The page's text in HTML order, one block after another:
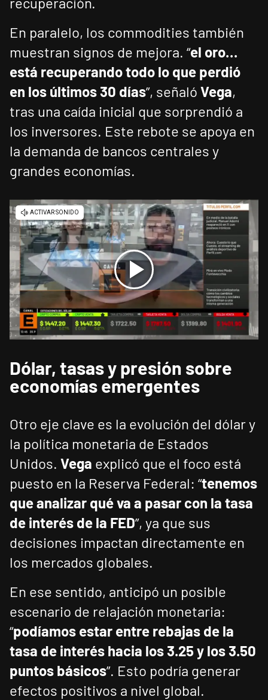
En paralelo, los commodities también
muestran signos de mejora. “el oro…
está recuperando todo lo que perdió
en los últimos 30 días”, señaló Vega,
tras una caída inicial que sorprendió a
los inversores. Este rebote se apoya en
la demanda de bancos centrales y
grandes economías.
Dólar, tasas y presión sobre
economías emergentes
Otro eje clave es la evolución del dólar y
la política monetaria de Estados
Unidos. Vega explicó que el foco está
puesto en la Reserva Federal: “tenemos
que analizar qué va a pasar con la tasa
de interés de la FED”, ya que sus
decisiones impactan directamente en
los mercados globales.
En ese sentido, anticipó un posible
escenario de relajación monetaria:
“podíamos estar entre rebajas de la
tasa de interés hacia los 3.25 y los 3.50
puntos básicos”. Esto podría generar
efectos positivos a nivel global.